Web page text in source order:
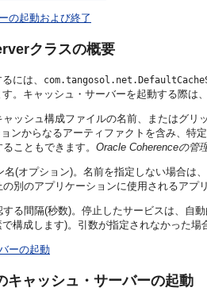
の起動および終了
クラスの概要
には、
。キャッシュ・サーバーを起動する際は
ッシュ構成ファイルの名前、またはグ
ンからなるアーティファクトを含み、特
こともできます。 Oracle Coherenceの管
名(オプション)。名前を指定しない場合は
の別のアプリケーションに使用されるアプ
る間隔(秒数)。停止したサービスは、自
で構成します)。引数が指定されなかった場
ーの起動
キャッシュ・サーバーの起動